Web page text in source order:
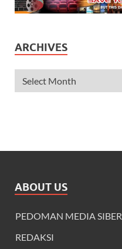
ARCHIVES
ABOUT US
PEDOMAN MEDIA SIBER
REDAKSI